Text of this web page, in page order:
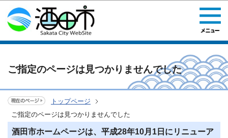
このページの本文へ移動
ご指定のページは見つかりませんでした
トップページ
ご指定のページは見つかりませんでした
酒田市ホームページは、平成28年10月1日にリニューア